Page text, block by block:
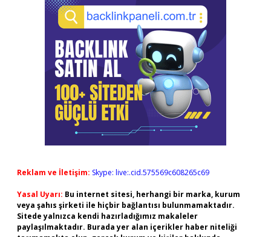
Reklam ve İletişim: Skype: live:.cid.575569c608265c69
Yasal Uyarı: Bu internet sitesi, herhangi bir marka, kurum
veya şahıs şirketi ile hiçbir bağlantısı bulunmamaktadır.
Sitede yalnızca kendi hazırladığımız makaleler
paylaşılmaktadır. Burada yer alan içerikler haber niteliği